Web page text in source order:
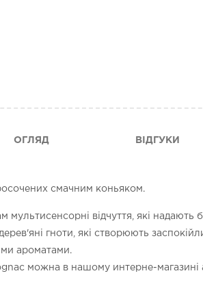
ОГЛЯД ВІДГУКИ
смачним коньяком.
відчуття, які надають
гноти, які створюють
ароматами.
можна в нашому интерне-магазині